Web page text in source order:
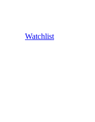
Watchlist